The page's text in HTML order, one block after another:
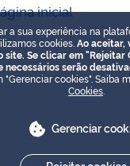
inicial
a sua experiência na
cookies. Ao aceitar,
Se clicar em "Rejeitar
serão
"Gerenciar cookies". Saiba
Cookies
Gerenciar